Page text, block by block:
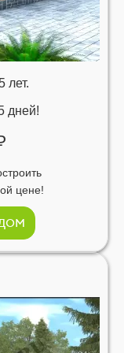
лет.
дней!
цене!